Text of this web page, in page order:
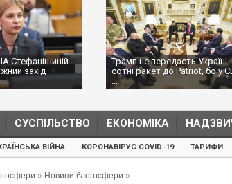
Стефанішиній
захід
Трамп не передасть Україні
сотні ракет до Patriot, бо у
...
СУСПІЛЬСТВО ЕКОНОМІКА
ВІЙНА КОРОНАВІРУС COVID-19 ТАРИФИ
» Новини блогосфери »